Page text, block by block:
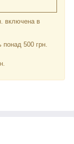
включена в
понад 500 грн.